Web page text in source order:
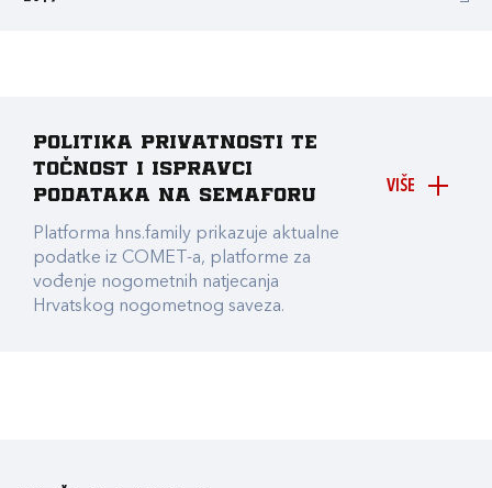
VIŠE
Politika privatnosti te
točnost i ispravci
podataka na Semaforu
Platforma hns.family prikazuje aktualne
podatke iz COMET-a, platforme za
vođenje nogometnih natjecanja
Hrvatskog nogometnog saveza.